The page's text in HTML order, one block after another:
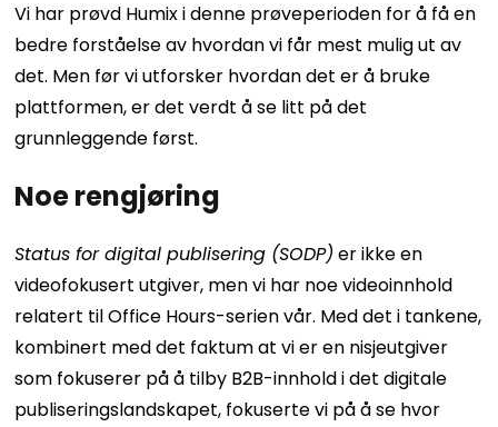
Vi har prøvd Humix i denne prøveperioden for å få en
bedre forståelse av hvordan vi får mest mulig ut av
det. Men før vi utforsker hvordan det er å bruke
plattformen, er det verdt å se litt på det
grunnleggende først.
Noe rengjøring
Status for digital publisering (SODP) er ikke en
videofokusert utgiver, men vi har noe videoinnhold
relatert til Office Hours-serien vår. Med det i tankene,
kombinert med det faktum at vi er en nisjeutgiver
som fokuserer på å tilby B2B-innhold i det digitale
publiseringslandskapet, fokuserte vi på å se hvor